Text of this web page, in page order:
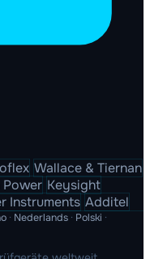
Wallace & Tiernan
Power Keysight
Instruments Additel
· Nederlands · Polski ·